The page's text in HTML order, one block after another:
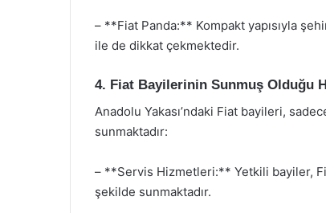
– **Fiat Panda:** Kompakt yapısıyla
ile de dikkat çekmektedir.
4. Fiat Bayilerinin Sunmuş Olduğu
Anadolu Yakası’ndaki Fiat bayileri,
sunmaktadır:
– **Servis Hizmetleri:** Yetkili bayiler,
şekilde sunmaktadır.